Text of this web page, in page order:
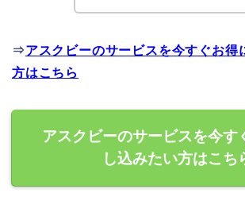
⇒アスクビーのサービスを今すぐお得
方はこちら
アスクビーのサービスを今す
し込みたい方はこち